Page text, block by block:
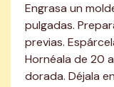
Engrasa un
pulgadas.
previas.
Hornéala de 20
dorada. Déjala